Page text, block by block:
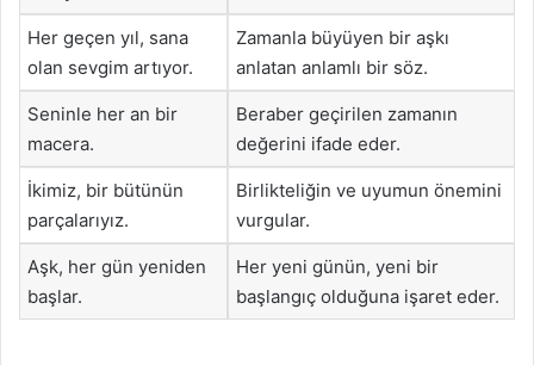
Her geçen yıl, sana
olan sevgim artıyor.
Zamanla büyüyen bir aşkı
anlatan anlamlı bir söz.
Seninle her an bir
macera.
Beraber geçirilen zamanın
değerini ifade eder.
İkimiz, bir bütünün
parçalarıyız.
Birlikteliğin ve uyumun önemini
vurgular.
Aşk, her gün yeniden
başlar.
Her yeni günün, yeni bir
başlangıç olduğuna işaret eder.